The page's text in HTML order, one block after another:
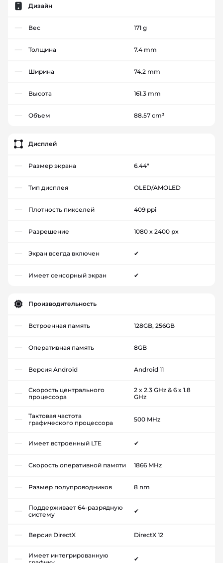
Дизайн
Вес 171 g
Толщина 7.4 mm
Ширина 74.2 mm
Высота 161.3 mm
Объем 88.57 cm³
Дисплей
Размер экрана 6.44"
Тип дисплея OLED/AMOLED
Плотность пикселей 409 ppi
Разрешение 1080 x 2400 px
Экран всегда включен ✔
Имеет сенсорный экран ✔
Производительность
Встроенная память 128GB, 256GB
Оперативная память 8GB
Версия Android Android 11
Скорость центрального
процессора
2 x 2.3 GHz & 6 x 1.8
GHz
Тактовая частота
графического процессора
500 MHz
Имеет встроенный LTE ✔
Скорость оперативной памяти 1866 MHz
Размер полупроводников 8 nm
Поддерживает 64-разрядную
систему
✔
Версия DirectX DirectX 12
Имеет интегрированную
✔